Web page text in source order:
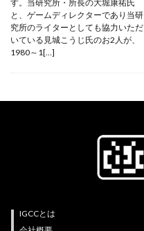
す。当研究所・所長の大堀康祐氏
と、ゲームディレクターであり当研
究所のライターとしても協力いただ
いている見城こうじ氏のお2人が、
1980～1[…]
IGCCとは